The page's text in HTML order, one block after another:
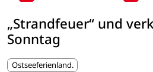
„Strandfeuer“ und
Sonntag
Ostseeferienland.